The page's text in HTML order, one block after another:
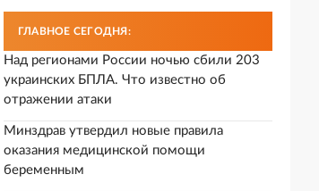
ГЛАВНОЕ СЕГОДНЯ:
Над регионами России ночью сбили 203
украинских БПЛА. Что известно об
отражении атаки
Минздрав утвердил новые правила
оказания медицинской помощи
беременным